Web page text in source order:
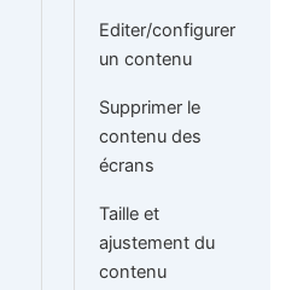
Editer/configurer
un contenu
Supprimer le
contenu des
écrans
Taille et
ajustement du
contenu